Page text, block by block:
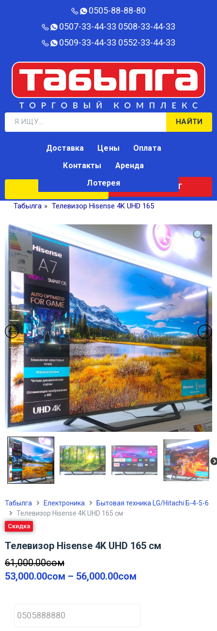
0505-88-88-80‬
0507-33-44-33 0508-33-44-33
0509-33-44-33 0552-33-44-33
НАЙТИ
КАТАЛОГ
Доставка Цены
Оплата
Контакты
Аренда
Лотерея
Табылга » Телевизор Hisense 4K UHD 165
Табылга Електроника
Бытовая техника LG/Hitachi Б-4-5-6
Телевизор Hisense 4K UHD 165 см
Скидка
Телевизор Hisense 4K UHD 165 см
61,000.00сом
53,000.00сом – 56,000.00сом
h
o